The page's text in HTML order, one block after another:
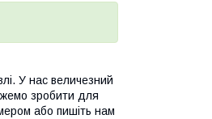
У нас величезний
зробити для
або пишіть нам